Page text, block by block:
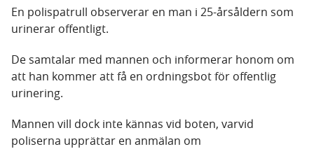
En polispatrull observerar en man i 25-årsåldern som
urinerar offentligt.
De samtalar med mannen och informerar honom om
att han kommer att få en ordningsbot för offentlig
urinering.
Mannen vill dock inte kännas vid boten, varvid
poliserna upprättar en anmälan om